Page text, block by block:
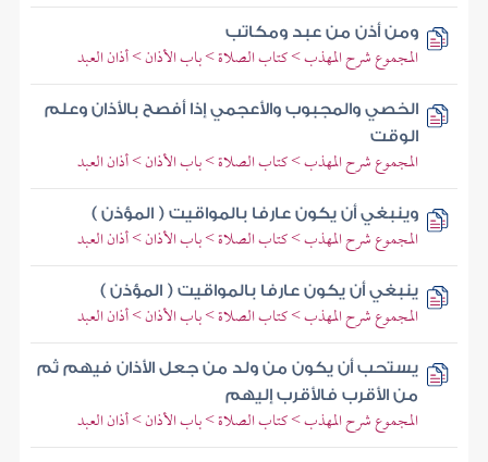
ومن أذن من عبد ومكاتب
المجموع شرح المهذب > كتاب الصلاة > باب الأذان > أذان العبد
الخصي والمجبوب والأعجمي إذا أفصح بالأذان وعلم
الوقت
المجموع شرح المهذب > كتاب الصلاة > باب الأذان > أذان العبد
وينبغي أن يكون عارفا بالمواقيت ( المؤذن )
المجموع شرح المهذب > كتاب الصلاة > باب الأذان > أذان العبد
ينبغي أن يكون عارفا بالمواقيت ( المؤذن )
المجموع شرح المهذب > كتاب الصلاة > باب الأذان > أذان العبد
يستحب أن يكون من ولد من جعل الأذان فيهم ثم
من الأقرب فالأقرب إليهم
المجموع شرح المهذب > كتاب الصلاة > باب الأذان > أذان العبد